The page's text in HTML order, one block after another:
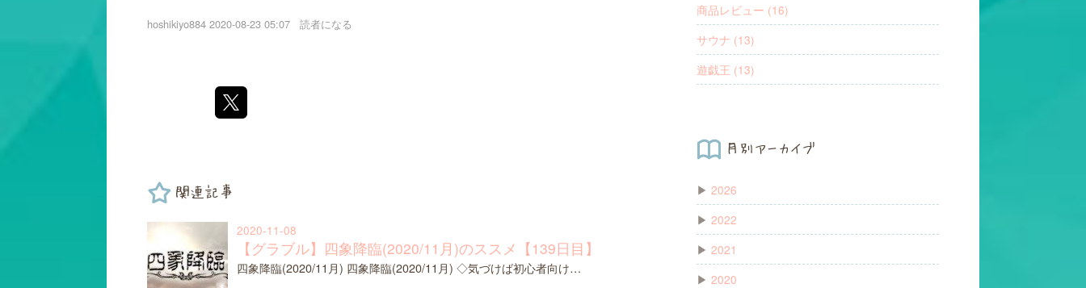
hoshikiyo884 2020-08-23 05:07 読者になる
関連記事
2020-11-08
【グラブル】四象降臨(2020/11月)のススメ【139日目】
四象降臨(2020/11月) 四象降臨(2020/11月) ◇気づけば初心者向け…
商品レビュー (16)
サウナ (13)
遊戯王 (13)
月別アーカイブ
▶ 2026
▶ 2022
▶ 2021
▶ 2020